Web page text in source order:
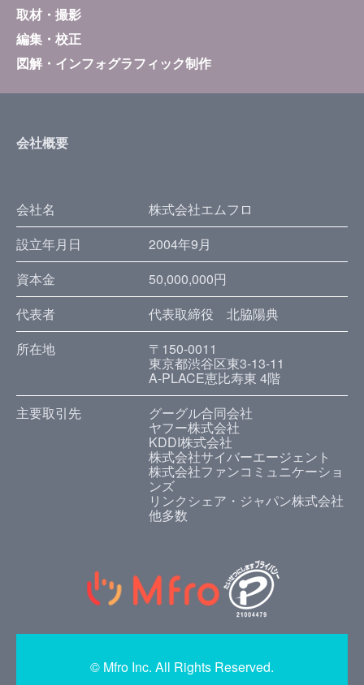
取材・撮影
編集・校正
図解・インフォグラフィック制作
会社概要
会社名
株式会社エムフロ
設立年月日
2004年9月
資本金
50,000,000円
代表者
代表取締役 北脇陽典
所在地
〒150-0011
東京都渋谷区東3-13-11
A-PLACE恵比寿東 4階
主要取引先
グーグル合同会社
ヤフー株式会社
KDDI株式会社
株式会社サイバーエージェント
株式会社ファンコミュニケーショ
ンズ
リンクシェア・ジャパン株式会社
他多数
© Mfro Inc. All Rights Reserved.